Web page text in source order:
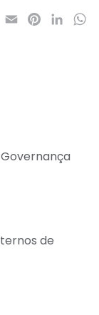
EmailPinterest
de